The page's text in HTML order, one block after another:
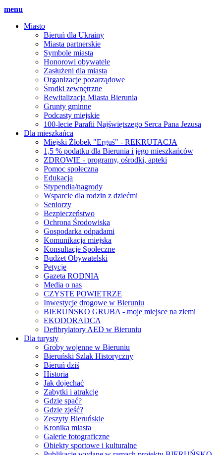
menu
Miasto
Bieruń dla Ukrainy
Miasta partnerskie
Symbole miasta
Honorowi obywatele
Zasłużeni dla miasta
Organizacje pozarządowe
Środki zewnętrzne
Rewitalizacja Miasta Bierunia
Grunty gminne
Podcasty miejskie
100-lecie Parafii Najświętszego Serca Pana Jezusa
Dla mieszkańca
Miejski Żłobek "Erguś" - REKRUTACJA
1,5 % podatku dla Bierunia i jego mieszkańców
ZDROWIE - programy, ośrodki, apteki
Pomoc społeczna
Edukacja
Stypendia/nagrody
Wsparcie dla rodzin z dziećmi
Seniorzy
Bezpieczeństwo
Ochrona Środowiska
Gospodarka odpadami
Komunikacja miejska
Konsultacje Społeczne
Budżet Obywatelski
Petycje
Gazeta RODNIA
Media o nas
CZYSTE POWIETRZE
Inwestycje drogowe w Bieruniu
BIERUŃSKO GRUBA - moje miejsce na ziemi
EKODORADCA
Defibrylatory AED w Bieruniu
Dla turysty
Groby wojenne w Bieruniu
Bieruński Szlak Historyczny
Bieruń dziś
Historia
Jak dojechać
Zabytki i atrakcje
Gdzie spać?
Gdzie zjeść?
Zeszyty Bieruńskie
Kronika miasta
Galerie fotograficzne
Obiekty sportowe i kulturalne